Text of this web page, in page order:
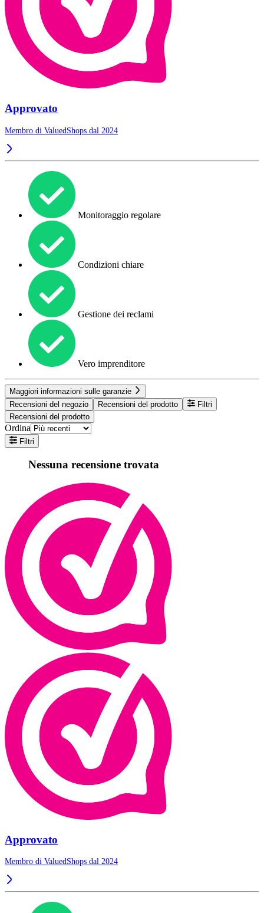
Approvato
Membro di ValuedShops dal 2024
Monitoraggio regolare
Condizioni chiare
Gestione dei reclami
Vero imprenditore
Maggiori informazioni sulle garanzie
Recensioni del negozio
Recensioni del prodotto
Filtri
Recensioni del prodotto
Ordina
Filtri
Nessuna recensione trovata
Approvato
Membro di ValuedShops dal 2024